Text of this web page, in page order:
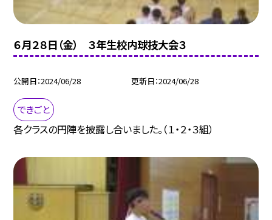
６月２８日（金） ３年生校内球技大会３
公開日 2024/06/28 更新日 2024/06/28
できごと
各クラスの円陣を披露し合いました。（１・２・３組）